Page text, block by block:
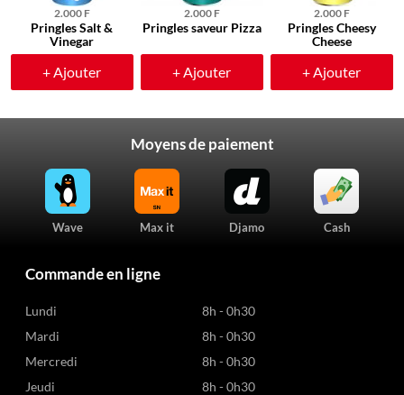
2.000 F
Pringles Salt &
Vinegar
+ Ajouter
2.000 F
Pringles saveur Pizza
+ Ajouter
2.000 F
Pringles Cheesy
Cheese
+ Ajouter
Moyens de paiement
Wave Max it Djamo Cash
Commande en ligne
Lundi
8h - 0h30
Mardi
8h - 0h30
Mercredi
8h - 0h30
Jeudi
8h - 0h30